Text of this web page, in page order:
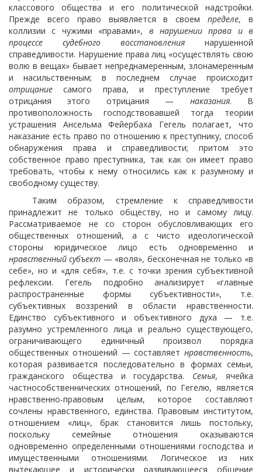
классового общества и его политической надстройки.
Прежде всего право выявляется в своемпределе, в
коллизии с чужими «правами», в нарушении права и в
процессе судебного восстановления нарушенной
справедливости. Нарушение права лиц «осуществлять свою
волю в вещах» бывает непреднамеренным, злонамеренным
и насильственным; в последнем случае происходит
отрицание самого права, и преступление требует
отрицания этого отрицания — наказания. В
противоположность господствовавшей тогда теории
устрашения Ансельма Фейербаха Гегель полагает, что
наказание есть право по отношению к преступнику, способ
обнаружения права и справедливости; притом это
собственное право преступника, так как он имеет право
требовать, чтобы к нему относились как к разумному и
свободному существу.
Таким образом, стремление к справедливости
принадлежит не только обществу, но и самому лицу.
Рассматриваемое не со сторон обусловливающих его
общественных отношений, а с чисто идеологической
стороны юридическоелицо есть одновременно и
нравственный субъект — «воля», бесконечная не только «в
себе», но и «для себя», т.е. с точки зрения субъективной
рефлексии. Гегель подробно анализирует «главные
распространенные формы субъективности», т.е.
субъективных воззрений в области нравственности.
Единство субъективного и объективного духа — т.е.
разумно устремленного лица и реально существующего,
ограничивающего единичный произвол порядка
общественных отношений — составляет нравственность,
которая развивается последовательно в формах семьи,
гражданского общества и государства. Семья, ячейка
частнособственнических отношений, по Гегелю, является
нравственно-правовым целым, которое составляют
сочлены нравственного, единства. Правовым институтом,
отношением «лиц», брак становится лишь постольку,
поскольку семейные отношения оказываются
одновременно определенными отношениями господства и
имущественными отношениями. Логическое из них
вытекающее и исторически развивающееся общение